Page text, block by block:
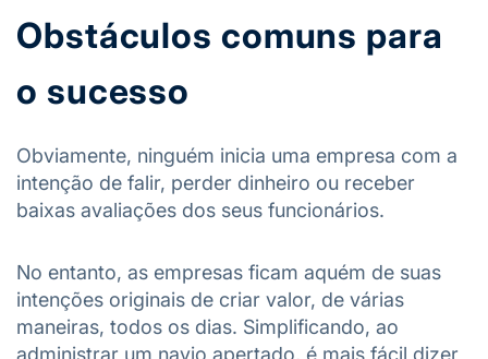
Obstáculos comuns para
o sucesso
Obviamente, ninguém inicia uma empresa com a
intenção de falir, perder dinheiro ou receber
baixas avaliações dos seus funcionários.
No entanto, as empresas ficam aquém de suas
intenções originais de criar valor, de várias
maneiras, todos os dias. Simplificando, ao
administrar um navio apertado, é mais fácil dizer